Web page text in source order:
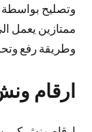
وتصليح
ممتازين يعمل
وطريقة رفع
ارقام